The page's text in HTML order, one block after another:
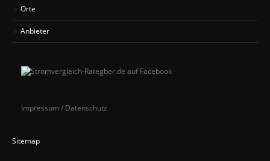
Orte
Anbieter
Impressum / Datenschutz
Sitemap